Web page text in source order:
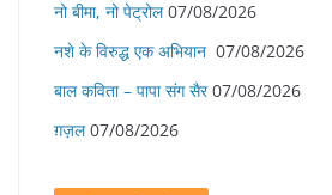
नो बीमा, नो पेट्रोल 07/08/2026
नशे के विरुद्ध एक अभियान 07/08/2026
बाल कविता – पापा संग सैर 07/08/2026
ग़ज़ल 07/08/2026